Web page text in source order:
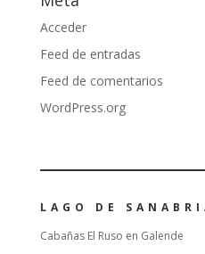
Acceder
Feed de entradas
Feed de comentarios
WordPress.org
LAGO DE
Cabañas El Ruso en Galende